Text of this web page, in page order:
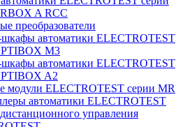
A RCC
преобразователи
автоматики ELECTROTEST
M3
автоматики ELECTROTEST
A2
модули ELECTROTEST серии MR
автоматики ELECTROTEST
управления